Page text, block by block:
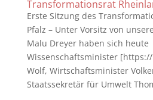
Transformationsrat
Erste Sitzung des
Pfalz – Unter Vorsitz von
Malu Dreyer haben sich heute
Wissenschaftsminister
Wolf, Wirtschaftsminister
Staatssekretär für Umwelt